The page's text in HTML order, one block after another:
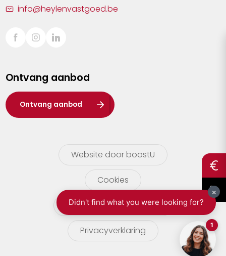
Sint-Truiden
Waasland
Wuustwezel
Zoersel
info@heylenvastgoed.be
Ontvang aanbod
Ontvang aanbod
Website door boostU
Cookies
gebruikersvoorwaarden
Privacyverklaring